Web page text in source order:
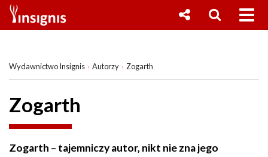
Wydawnictwo Insignis Autorzy Zogarth
Zogarth
Zogarth – tajemniczy autor, nikt nie zna jego